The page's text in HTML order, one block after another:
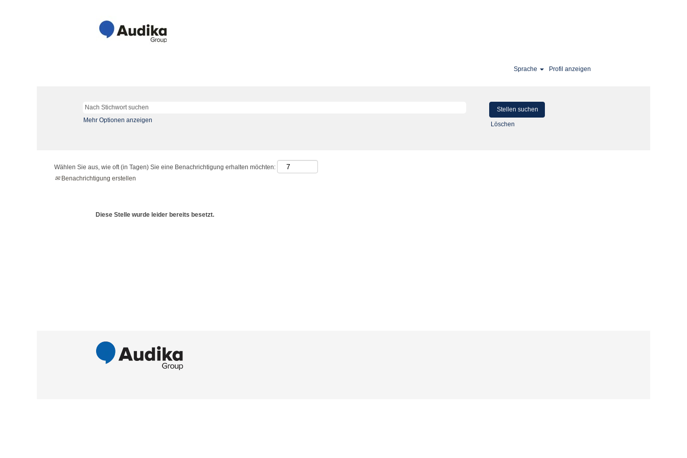
Sprache Profil anzeigen
Mehr Optionen anzeigen
Löschen
Wählen Sie aus, wie oft (in Tagen) Sie eine Benachrichtigung erhalten möchten:
Benachrichtigung erstellen
Diese Stelle wurde leider bereits besetzt.